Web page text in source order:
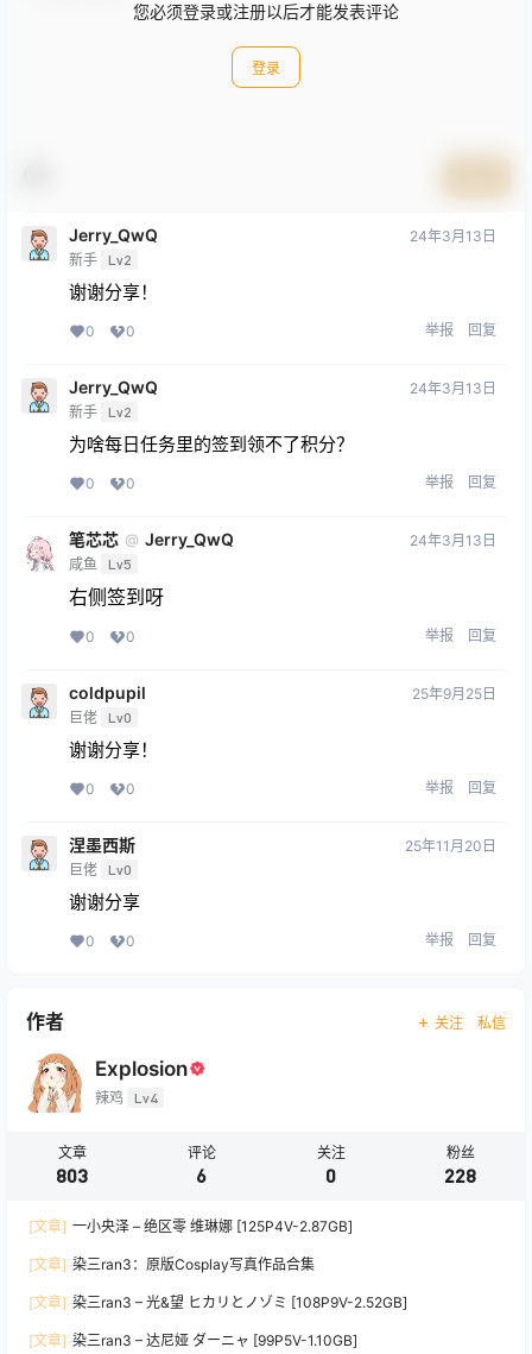
您必须登录或注册以后才能发表评论
登录
Jerry_QwQ
新手 Lv2
24年3月13日
谢谢分享！
0 0 举报 回复
Jerry_QwQ
新手 Lv2
24年3月13日
为啥每日任务里的签到领不了积分？
0 0 举报 回复
笔芯芯 @ Jerry_QwQ
咸鱼 Lv5
24年3月13日
右侧签到呀
0 0 举报 回复
coldpupil
巨佬 Lv0
25年9月25日
谢谢分享！
0 0 举报 回复
涅墨西斯
巨佬 Lv0
25年11月20日
谢谢分享
0 0 举报 回复
作者 关注 私信
Explosion
辣鸡 Lv4
文章
803
评论
6
关注
0
粉丝
228
[文章] 一小央泽 – 绝区零 维琳娜 [125P4V-2.87GB]
[文章] 染三ran3：原版Cosplay写真作品合集
[文章] 染三ran3 – 光&望 ヒカリとノゾミ [108P9V-2.52GB]
[文章] 染三ran3 – 达尼娅 ダーニャ [99P5V-1.10GB]